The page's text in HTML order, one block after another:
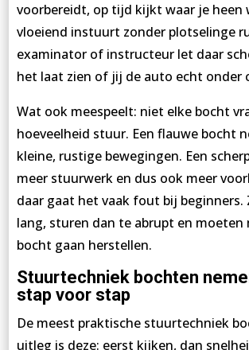
voorbereidt, op tijd kijkt waar je heen
vloeiend instuurt zonder plotselinge
examinator of instructeur let daar
het laat zien of jij de auto echt onder
Wat ook meespeelt: niet elke bocht
hoeveelheid stuur. Een flauwe bocht
kleine, rustige bewegingen. Een
meer stuurwerk en dus ook meer
daar gaat het vaak fout bij beginners.
lang, sturen dan te abrupt en moeten
bocht gaan herstellen.
Stuurtechniek bochten
stap voor stap
De meest praktische stuurtechniek
uitleg is deze: eerst kijken, dan